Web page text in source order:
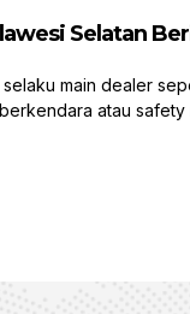
Selatan
main dealer
atau